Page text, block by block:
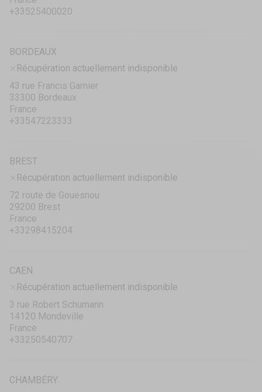
+33525400020
BORDEAUX
Récupération actuellement indisponible
43 rue Francis Garnier
33300 Bordeaux
France
+33547223333
BREST
Récupération actuellement indisponible
72 route de Gouesnou
29200 Brest
France
+33298415204
CAEN
Récupération actuellement indisponible
3 rue Robert Schumann
14120 Mondeville
France
+33250540707
CHAMBÉRY